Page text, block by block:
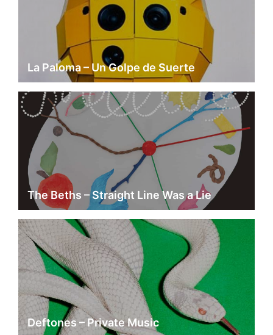
La Paloma – Un Golpe de Suerte
The Beths – Straight Line Was a Lie
Deftones – Private Music